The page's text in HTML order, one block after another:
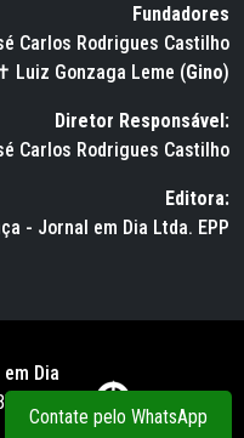
Fundadores
Carlos Rodrigues Castilho
Luiz Gonzaga Leme (Gino)
Diretor Responsável:
Carlos Rodrigues Castilho
Editora:
- Jornal em Dia Ltda. EPP
Dia
RUSSO
Contate pelo WhatsApp